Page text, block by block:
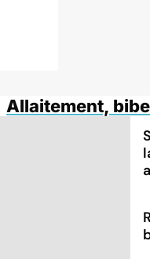
Allaitement,